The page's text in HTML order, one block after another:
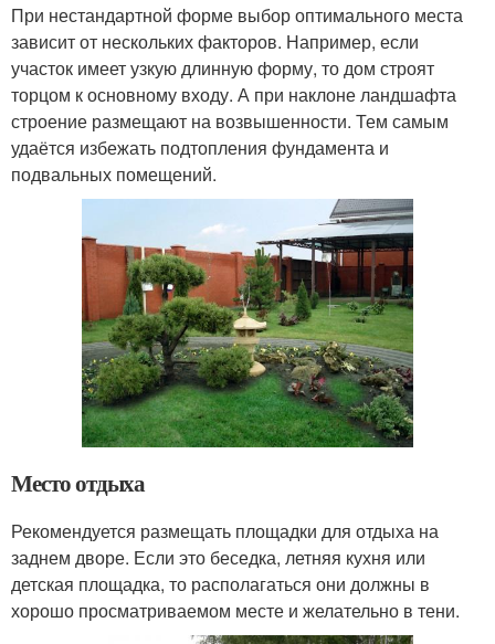
При нестандартной форме выбор оптимального места
зависит от нескольких факторов. Например, если
участок имеет узкую длинную форму, то дом строят
торцом к основному входу. А при наклоне ландшафта
строение размещают на возвышенности. Тем самым
удаётся избежать подтопления фундамента и
подвальных помещений.
Место отдыха
Рекомендуется размещать площадки для отдыха на
заднем дворе. Если это беседка, летняя кухня или
детская площадка, то располагаться они должны в
хорошо просматриваемом месте и желательно в тени.